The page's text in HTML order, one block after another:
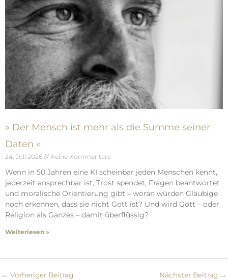
» Der Mensch ist mehr als die Summe seiner
Daten «
24. Juli 2026 Keine Kommentare
Wenn in 50 Jahren eine KI scheinbar jeden Menschen kennt,
jederzeit ansprechbar ist, Trost spendet, Fragen beantwortet
und moralische Orientierung gibt – woran würden Gläubige
noch erkennen, dass sie nicht Gott ist? Und wird Gott – oder
Religion als Ganzes – damit überflüssig?
Weiterlesen »
← Vorheriger Beitrag Nächster Beitrag →